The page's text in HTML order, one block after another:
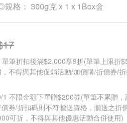
規格： 300g克 x 1 x 1Box盒
筆折扣後滿$2,000享9折(單筆上限折
不得與其他促銷活動/加價購/折價券/
1 不限金額下單贈$200券(單筆不累贈
券/折扣碼則不符贈送資格，贈送之折
可折，不得與其他優惠活動合併使用)